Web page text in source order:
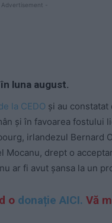
-
luna august.
la CEDO şi au constatat
şi în favoarea fostului
irlandezul Bernard
drept o
ar fi avut şansa la un
o donație AICI. Vă